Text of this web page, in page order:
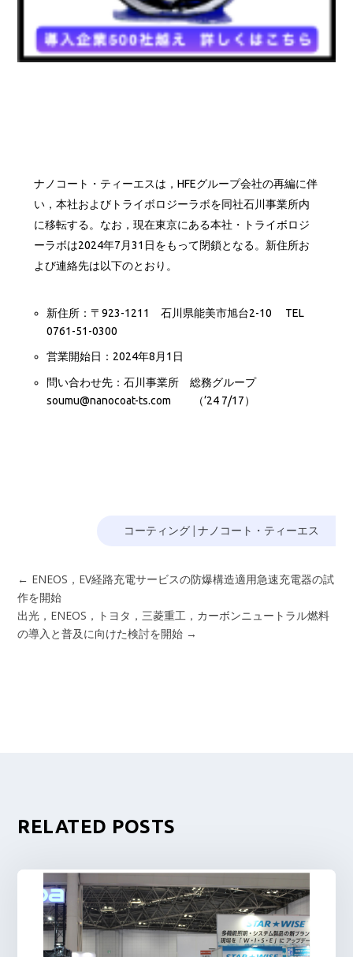
ナノコート・ティーエスは，HFEグループ会社の再編に伴
い，本社およびトライボロジーラボを同社石川事業所内
に移転する。なお，現在東京にある本社・トライボロジ
ーラボは2024年7月31日をもって閉鎖となる。新住所お
よび連絡先は以下のとおり。
新住所：〒923-1211 石川県能美市旭台2-10 TEL
0761-51-0300
営業開始日：2024年8月1日
問い合わせ先：石川事業所 総務グループ
soumu@nanocoat-ts.com （’24 7/17）
コーティング| ナノコート・ティーエス
← ENEOS，EV経路充電サービスの防爆構造適用急速充電器の試
作を開始
出光，ENEOS，トヨタ，三菱重工，カーボンニュートラル燃料
の導入と普及に向けた検討を開始 →
RELATED POSTS